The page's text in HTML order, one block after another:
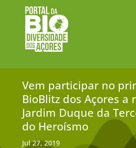
Vem participar no
BioBlitz dos Açores a
Jardim Duque da
do Heroísmo
Jul 27, 2019